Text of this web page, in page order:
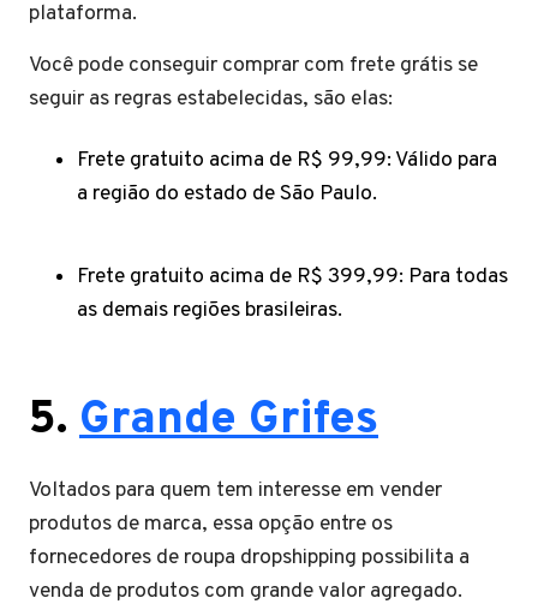
plataforma.
Você pode conseguir comprar com frete grátis se
seguir as regras estabelecidas, são elas:
Frete gratuito acima de R$ 99,99: Válido para
a região do estado de São Paulo.
Frete gratuito acima de R$ 399,99: Para todas
as demais regiões brasileiras.
5. Grande Grifes
Voltados para quem tem interesse em vender
produtos de marca, essa opção entre os
fornecedores de roupa dropshipping possibilita a
venda de produtos com grande valor agregado.